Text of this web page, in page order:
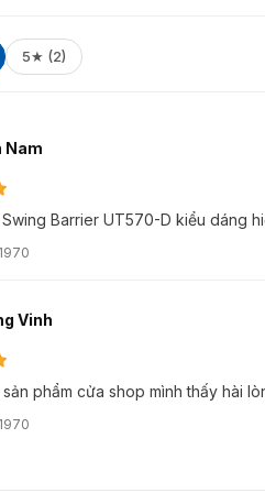
định mà không có tiếng ồn và tác
có thể để lại thông tin trên
cổng swing barrier gate – Hỗ
5★ (2)
Nam
Barrier UT570-D kiểu dáng
Vinh
sản phẩm cửa shop mình thấy hài